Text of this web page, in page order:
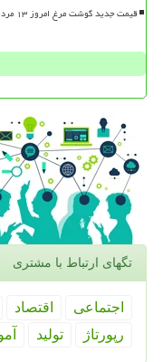
قیمت جدید گوشت مرغ امروز ۱۳ مرداد ۱۴۰۵
تگهای ارتباط با مشتری
اجتماعی اقتصاد
رپورتاژ
تولید